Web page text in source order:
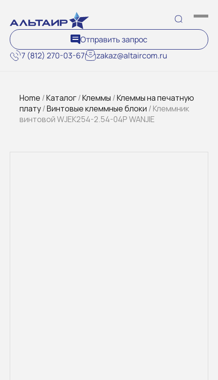
7 (812) 270-03-67 zakaz@altaircom.ru
Отправить запрос
Home /Каталог/Клеммы /Клеммы на печатную
плату/Винтовые клеммные блоки / Клеммник
винтовой WJEK254-2.54-04P WANJIE